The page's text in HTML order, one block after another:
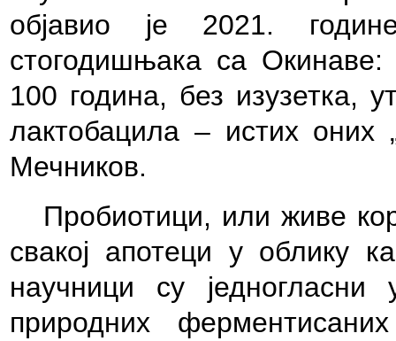
објавио је 2021.
стогодишњака са Окинаве:
100 година, без изузетка,
лактобацила – истих оних
Мечников.
Пробиотици, или живе
свакој апотеци у облику
научници су
природних